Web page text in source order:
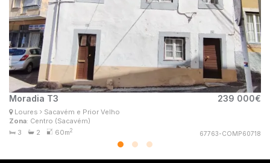
Moradia T3 239 000€
Loures
Sacavém e Prior Velho
Zona: Centro (Sacavém)
3
2 60m2 67763-COMP60718
Consultor Imobiliário
MaisConsultores #Compasso